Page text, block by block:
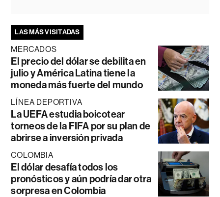
LAS MÁS VISITADAS
MERCADOS
El precio del dólar se debilita en
julio y América Latina tiene la
moneda más fuerte del mundo
LÍNEA DEPORTIVA
La UEFA estudia boicotear
torneos de la FIFA por su plan de
abrirse a inversión privada
COLOMBIA
El dólar desafía todos los
pronósticos y aún podría dar otra
sorpresa en Colombia